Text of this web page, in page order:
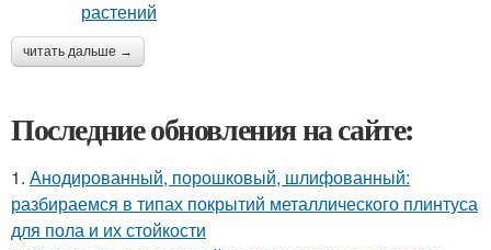
читать дальше →
Последние обновления на сайте:
1. Анодированный, порошковый, шлифованный:
разбираемся в типах покрытий металлического плинтуса
для пола и их стойкости